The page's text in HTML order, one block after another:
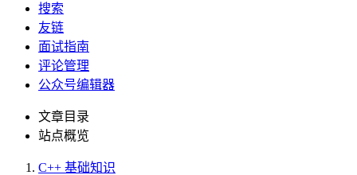
搜索
友链
面试指南
评论管理
公众号编辑器
文章目录
站点概览
C++ 基础知识